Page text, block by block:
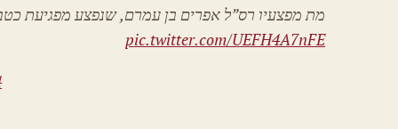
מת מפצעיו רס”ל אפרים בן עמרם, שנפצע מפגיעת
pic.twitter.com/UEFH4A7nFE